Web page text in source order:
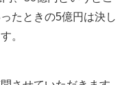
たときの5億円は決し
。